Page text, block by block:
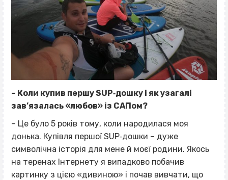
– Коли купив першу SUP‐дошку і як узагалі
зав’язалась «любов» із САПом?
– Це було 5 років тому, коли народилася моя
донька. Купівля першої SUP‐дошки – дуже
символічна історія для мене й моєї родини. Якось
на теренах Інтернету я випадково побачив
картинку з цією «дивиною» і почав вивчати, що